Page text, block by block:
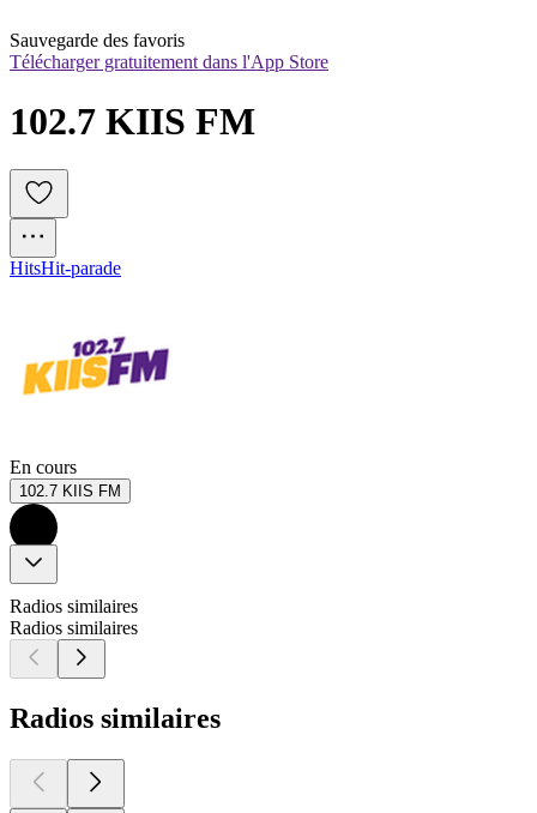
Sauvegarde des favoris
Télécharger gratuitement dans l'App Store
102.7 KIIS FM
HitsHit-parade
En cours
102.7 KIIS FM
Radios similaires
Radios similaires
Radios similaires